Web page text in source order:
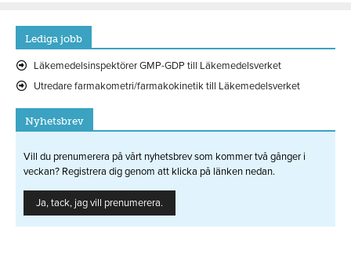
Lediga jobb
Läkemedelsinspektörer GMP-GDP till Läkemedelsverket
Utredare farmakometri/farmakokinetik till Läkemedelsverket
Nyhetsbrev
Vill du prenumerera på vårt nyhetsbrev som kommer två gånger i
veckan? Registrera dig genom att klicka på länken nedan.
Ja, tack, jag vill prenumerera.